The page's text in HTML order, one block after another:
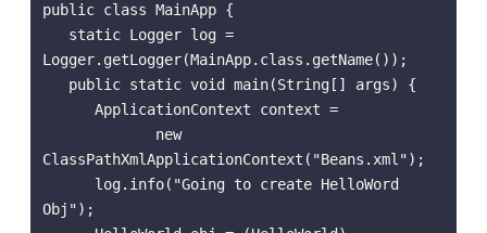
public class MainApp {
Logger.getLogger(MainApp.class.getName());
ClassPathXmlApplicationContext("Beans.xml");
Obj");